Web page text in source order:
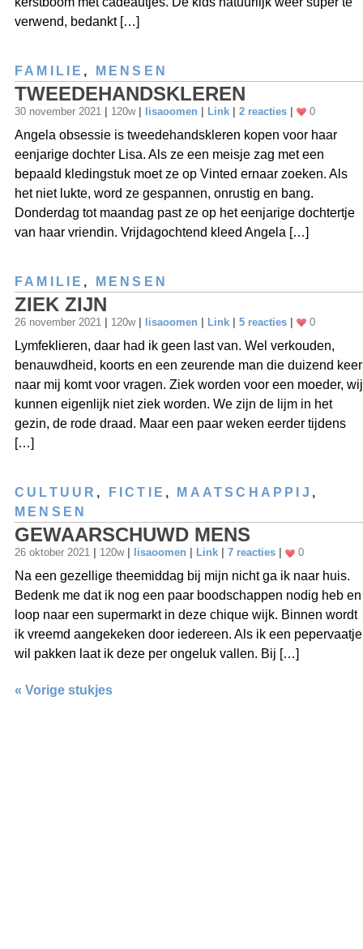
verwend, bedankt […]
FAMILIE , MENSEN
TWEEDEHANDSKLEREN
30 november 2021 | 120w | lisaoomen | Link | 2 reacties | 0
Angela obsessie is tweedehandskleren kopen voor haar
eenjarige dochter Lisa. Als ze een meisje zag met een
bepaald kledingstuk moet ze op Vinted ernaar zoeken. Als
het niet lukte, word ze gespannen, onrustig en bang.
Donderdag tot maandag past ze op het eenjarige dochtertje
van haar vriendin. Vrijdagochtend kleed Angela […]
FAMILIE , MENSEN
ZIEK ZIJN
26 november 2021 120w lisaoomen Link 5 reacties 0
Lymfeklieren, daar had ik geen last van. Wel verkouden,
benauwdheid, koorts en een zeurende man die duizend keer
naar mij komt voor vragen. Ziek worden voor een moeder, wij
kunnen eigenlijk niet ziek worden. We zijn de lijm in het
gezin, de rode draad. Maar een paar weken eerder tijdens
[…]
CULTUUR , FICTIE , MAATSCHAPPIJ ,
MENSEN
GEWAARSCHUWD MENS
26 oktober 2021 120w lisaoomen Link 7 reacties 0
Na een gezellige theemiddag bij mijn nicht ga ik naar huis.
Bedenk me dat ik nog een paar boodschappen nodig heb en
loop naar een supermarkt in deze chique wijk. Binnen wordt
ik vreemd aangekeken door iedereen. Als ik een pepervaatje
wil pakken laat ik deze per ongeluk vallen. Bij […]
« Vorige stukjes